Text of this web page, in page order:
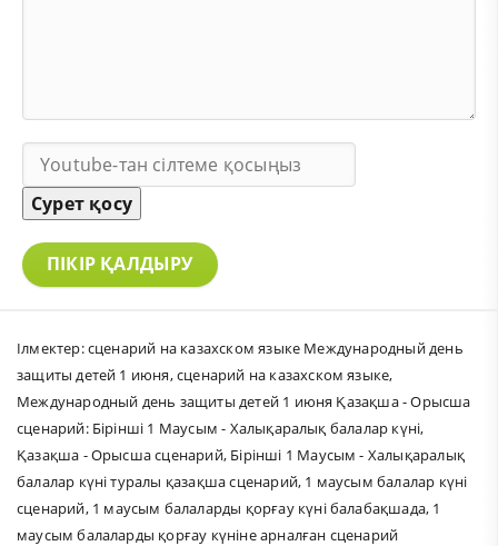
Сурет қосу
ПІКІР ҚАЛДЫРУ
Ілмектер:сценарий на казахском языке Международный день
защиты детей 1 июня,сценарий на казахском языке,
Международный день защиты детей 1 июня Қазақша - Орысша
сценарий: Бірінші 1 Маусым - Халықаралық балалар күні,
Қазақша - Орысша сценарий, Бірінші 1 Маусым - Халықаралық
балалар күні туралы қазақша сценарий, 1 маусым балалар күні
сценарий, 1 маусым балаларды қорғау күні балабақшада, 1
маусым балаларды қорғау күніне арналған сценарий